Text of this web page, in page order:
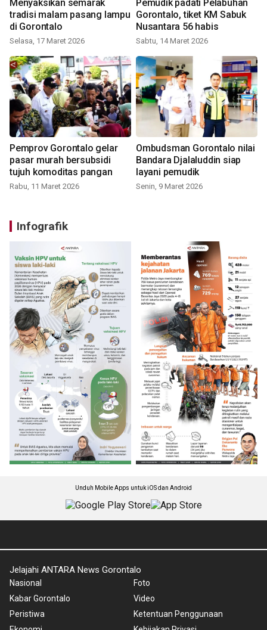
Menyaksikan semarak
tradisi malam pasang lampu
di Gorontalo
Selasa, 17 Maret 2026
Pemudik padati Pelabuhan
Gorontalo, tiket KM Sabuk
Nusantara 56 habis
Sabtu, 14 Maret 2026
Pemprov Gorontalo gelar
pasar murah bersubsidi
tujuh komoditas pangan
Rabu, 11 Maret 2026
Ombudsman Gorontalo nilai
Bandara Djalaluddin siap
layani pemudik
Senin, 9 Maret 2026
Infografik
Unduh Mobile Apps untuk iOS dan Android
Jelajahi ANTARA News Gorontalo
Nasional
Kabar Gorontalo
Peristiwa
Foto
Video
Ketentuan Penggunaan